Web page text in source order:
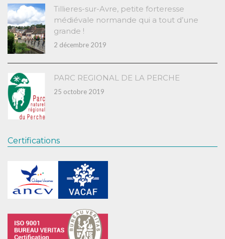
Tillieres-sur-Avre, petite forteresse
médiévale normande qui a tout d’une
grande !
2 décembre 2019
PARC REGIONAL DE LA PERCHE
25 octobre 2019
Certifications